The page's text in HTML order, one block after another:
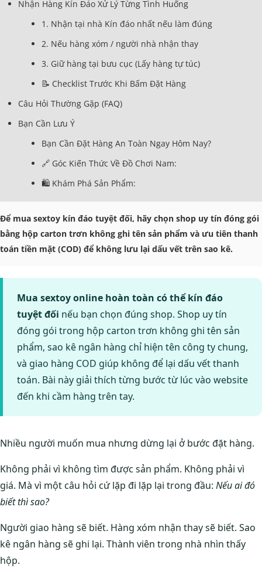
Nhận Hàng Kín Đáo Xử Lý Từng Tình Huống
1. Nhận tại nhà Kín đáo nhất nếu làm đúng
2. Nếu hàng xóm / người nhà nhận thay
3. Giữ hàng tại bưu cục (Lấy hàng tự túc)
📝 Checklist Trước Khi Bấm Đặt Hàng
Câu Hỏi Thường Gặp (FAQ)
Bạn Cần Lưu Ý
Bạn Cần Đặt Hàng An Toàn Ngay Hôm Nay?
🔗 Góc Kiến Thức Về Đồ Chơi Nam:
🛍️ Khám Phá Sản Phẩm:
Để mua sextoy kín đáo tuyệt đối, hãy chọn shop uy tín đóng gói
bằng hộp carton trơn không ghi tên sản phẩm và ưu tiên thanh
toán tiền mặt (COD) để không lưu lại dấu vết trên sao kê.
Mua sextoy online hoàn toàn có thể kín đáo
tuyệt đối nếu bạn chọn đúng shop. Shop uy tín
đóng gói trong hộp carton trơn không ghi tên sản
phẩm, sao kê ngân hàng chỉ hiện tên công ty chung,
và giao hàng COD giúp không để lại dấu vết thanh
toán. Bài này giải thích từng bước từ lúc vào website
đến khi cầm hàng trên tay.
Nhiều người muốn mua nhưng dừng lại ở bước đặt hàng.
Không phải vì không tìm được sản phẩm. Không phải vì
giá. Mà vì một câu hỏi cứ lặp đi lặp lại trong đầu: Nếu ai đó
biết thì sao?
Người giao hàng sẽ biết. Hàng xóm nhận thay sẽ biết. Sao
kê ngân hàng sẽ ghi lại. Thành viên trong nhà nhìn thấy
hộp.